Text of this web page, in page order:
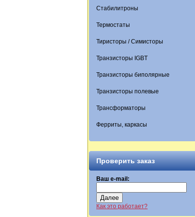
Стабилитроны
Термостаты
Тиристоры / Симисторы
Транзисторы IGBT
Транзисторы биполярные
Транзисторы полевые
Трансформаторы
Ферриты, каркасы
Проверить заказ
Ваш e-mail:
Далее
Как это работает?